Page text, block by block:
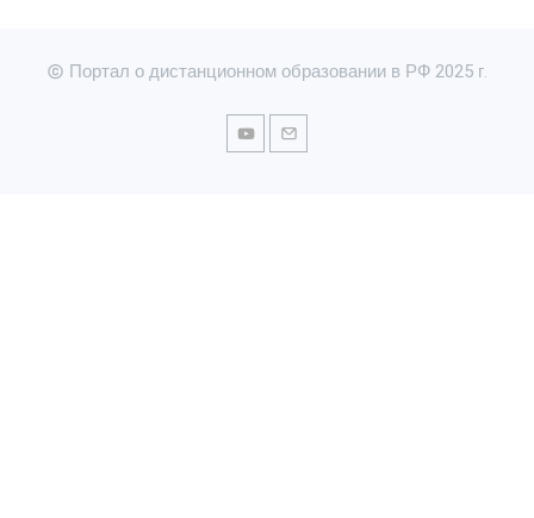
Портал о дистанционном образовании в РФ 2025 г.